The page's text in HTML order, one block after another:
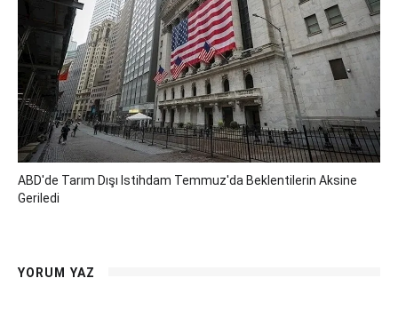
ABD'de Tarım Dışı Istihdam Temmuz'da Beklentilerin Aksine
Geriledi
YORUM YAZ